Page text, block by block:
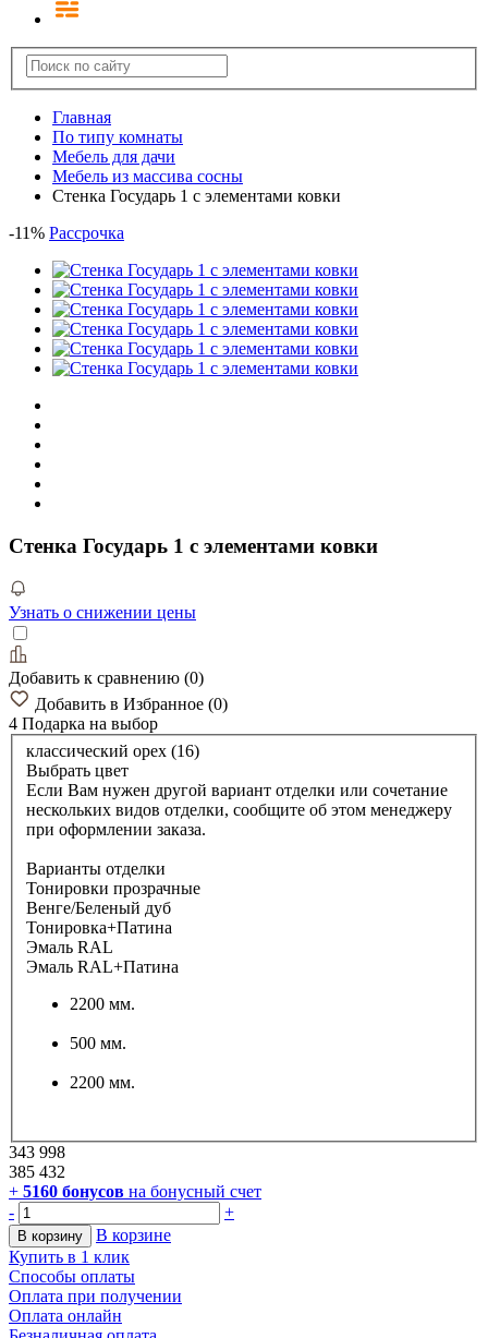
Главная
По типу комнаты
Мебель для дачи
Мебель из массива сосны
Стенка Государь 1 с элементами ковки
-11% Рассрочка
Стенка Государь 1 с элементами ковки
Узнать о снижении цены
Добавить к сравнению (0)
Добавить в Избранное (0)
4 Подарка на выбор
классический орех (16)
Выбрать цвет
Если Вам нужен другой вариант отделки или сочетание
нескольких видов отделки, сообщите об этом менеджеру
при оформлении заказа.
Варианты отделки
Тонировки прозрачные
Венге/Беленый дуб
Тонировка+Патина
Эмаль RAL
Эмаль RAL+Патина
2200 мм.
500 мм.
2200 мм.
343 998
385 432
+ 5160 бонусов на бонусный счет
-
+
В корзину
В корзине
Купить в 1 клик
Способы оплаты
Оплата при получении
Оплата онлайн